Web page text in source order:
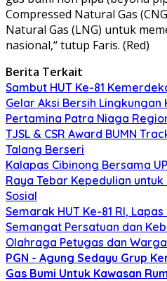
Compressed Natural Gas
Natural Gas (LNG) untuk
nasional,“ tutup Faris. (Red)
Berita Terkait
Sambut HUT Ke-81
Gelar Aksi Bersih Lingkungan
Pertamina Patra Niaga
TJSL & CSR Award BUMN
Talang Berseri
Kalapas Cibinong Bersama
Raya Tebar Kepedulian
Sosial
Semarak HUT Ke-81 RI,
Semangat Persatuan dan
Olahraga Petugas dan
PGN - Agung Sedayu Grup
Gas Bumi Untuk Kawasan